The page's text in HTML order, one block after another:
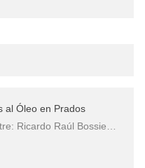
al Óleo en Prados
Ricardo Raúl Bossie…